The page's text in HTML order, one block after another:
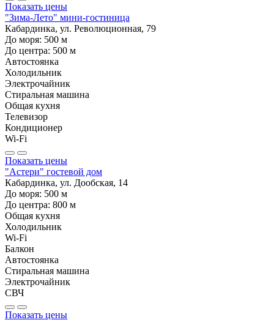
Показать цены
"Зима-Лето" мини-гостиница
Кабардинка, ул. Революционная, 79
До моря: 500 м
До центра: 500 м
Автостоянка
Холодильник
Электрочайник
Стиральная машина
Общая кухня
Телевизор
Кондиционер
Wi-Fi
Показать цены
"Астери" гостевой дом
Кабардинка, ул. Дообская, 14
До моря: 500 м
До центра: 800 м
Общая кухня
Холодильник
Wi-Fi
Балкон
Автостоянка
Стиральная машина
Электрочайник
СВЧ
Показать цены